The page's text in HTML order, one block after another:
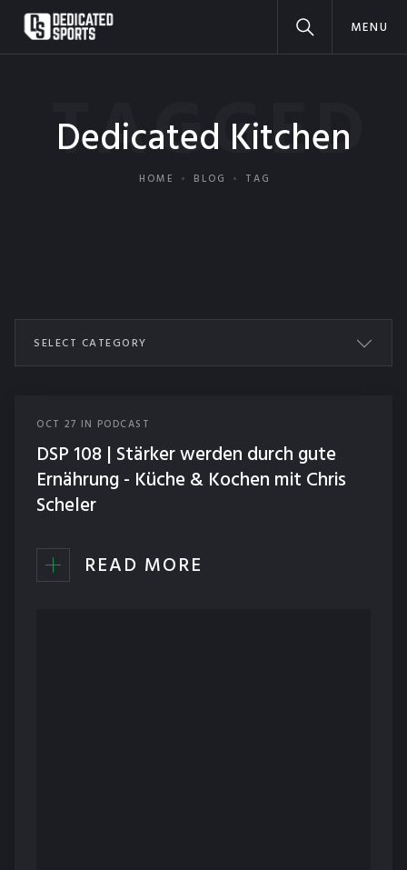
MENU
Dedicated Kitchen
TAGGED
HOME BLOG TAG
SELECT CATEGORY
ERNÄHRUNG
NEWS
TECHNIK
OCT 27 IN PODCAST
DSP 108 | Stärker werden durch gute
Ernährung - Küche & Kochen mit Chris
Scheler
READ MORE